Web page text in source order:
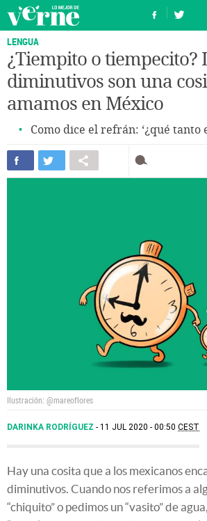
LENGUA
¿Tiempito o tiempecito?
diminutivos son una
amamos en México
Como dice el refrán: ‘¿qué tanto
Ilustración: @mareoflores
DARINKA RODRÍGUEZ 11 JUL 2020 - 00:50 CEST
Hay una cosita que a los mexicanos
diminutivos. Cuando nos referimos a
“chiquito” o pedimos un “vasito” de